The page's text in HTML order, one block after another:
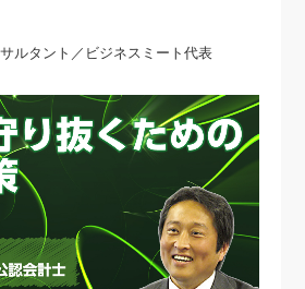
ルタント／ビジネスミート代表